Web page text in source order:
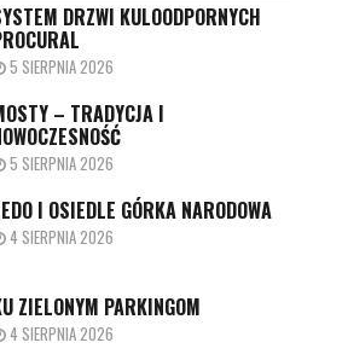
DRZWI KULOODPORNYCH
5 SIERPNIA 2026
– TRADYCJA I
5 SIERPNIA 2026
I OSIEDLE GÓRKA NARODOWA
4 SIERPNIA 2026
ZIELONYM PARKINGOM
4 SIERPNIA 2026